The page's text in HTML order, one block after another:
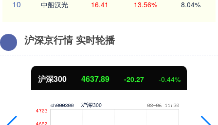
10 中船汉光 16.41 13.56% 8.04%
沪深京行情 实时轮播
-20.27 -0.44% 北证50